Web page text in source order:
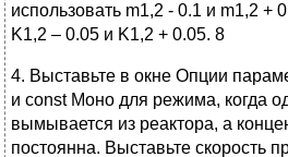
использовать m1,2 - 0.1 и m1,2 +
K1,2 – 0.05 и K1,2 + 0.05. 8
4. Выставьте в окне Опции
и const Моно для режима, когда
вымывается из реактора, а
постоянна. Выставьте скорость